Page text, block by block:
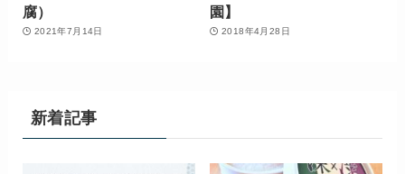
腐）
2021年7月14日
園】
2018年4月28日
新着記事